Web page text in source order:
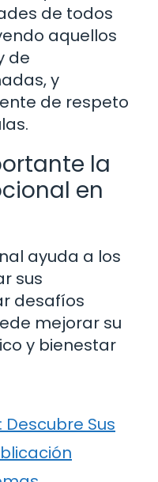
de todos
aquellos
de
y
de respeto
la
en
ayuda a los
sus
desafíos
mejorar su
y bienestar
Sus